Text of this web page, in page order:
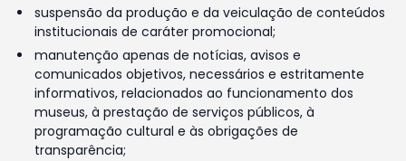
suspensão da produção e da veiculação de conteúdos
institucionais de caráter promocional;
manutenção apenas de notícias, avisos e
comunicados objetivos, necessários e estritamente
informativos, relacionados ao funcionamento dos
museus, à prestação de serviços públicos, à
programação cultural e às obrigações de
transparência;